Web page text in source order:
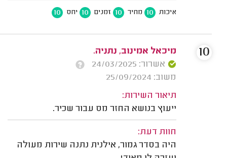
איכות 10 מחיר 10 זמנים 10 יחס 10
מיכאל אמינוב, נתניה.
אשרור: 24/03/2025
משוב: 25/09/2024
תיאור השירות:
ייעוץ בנושא החזר מס עבור שכיר.
חוות דעת:
היה בסדר גמור, אילנית נתנה שירות מעולה
10